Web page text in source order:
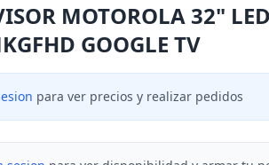
MOTOROLA 32"
GOOGLE TV
para ver precios y realizar pedidos